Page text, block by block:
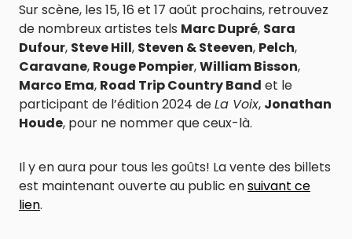
Sur scène, les 15, 16 et 17 août prochains, retrouvez
de nombreux artistes tels Marc Dupré, Sara
Dufour, Steve Hill, Steven & Steeven, Pelch,
Caravane, Rouge Pompier,William Bisson,
Marco Ema, Road Trip Country Band et le
participant de l’édition 2024 deLa Voix, Jonathan
Houde, pour ne nommer que ceux-là.
Il y en aura pour tous les goûts! La vente des billets
est maintenant ouverte au public ensuivant ce
lien.